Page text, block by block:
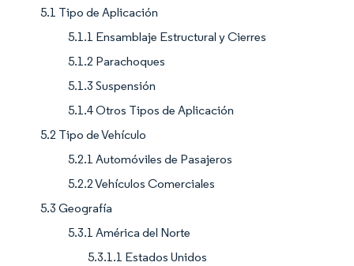
5.1 Tipo de Aplicación
5.1.1 Ensamblaje Estructural y Cierres
5.1.2 Parachoques
5.1.3 Suspensión
5.1.4 Otros Tipos de Aplicación
5.2 Tipo de Vehículo
5.2.1 Automóviles de Pasajeros
5.2.2 Vehículos Comerciales
5.3 Geografía
5.3.1 América del Norte
5.3.1.1 Estados Unidos